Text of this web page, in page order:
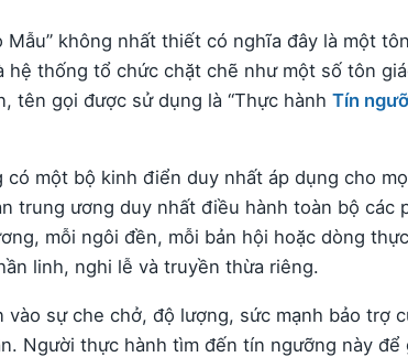
Mẫu” không nhất thiết có nghĩa đây là một
hệ thống tổ chức chặt chẽ như một số tôn
tên gọi được sử dụng là “Thực hành Tín
một bộ kinh điển duy nhất áp dụng cho
trung ương duy nhất điều hành toàn bộ các
mỗi ngôi đền, mỗi bản hội hoặc dòng
linh, nghi lễ và truyền thừa riêng.
sự che chở, độ lượng, sức mạnh bảo trợ
Người thực hành tìm đến tín ngưỡng này để